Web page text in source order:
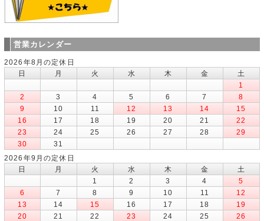
営業カレンダー
2026年8月の定休日
日
月 火 水 木 金
土
1
2
3 4 5 6 7
8
9
10 11 12 13 14
15
16
17 18 19 20 21
22
23
24 25 26 27 28
29
30
31
2026年9月の定休日
日
月 火 水 木 金
土
1
2 3 4
5
6
7 8 9 10 11
12
13
14 15 16 17 18
19
20
21 22 23 24 25
26